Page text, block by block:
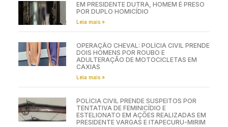
EM PRESIDENTE DUTRA, HOMEM É PRESO
POR DUPLO HOMICÍDIO
Leia mais »
OPERAÇÃO CHEVAL: POLÍCIA CIVIL PRENDE
DOIS HOMENS POR ROUBO E
ADULTERAÇÃO DE MOTOCICLETAS EM
CAXIAS
Leia mais »
POLÍCIA CIVIL PRENDE SUSPEITOS POR
TENTATIVA DE FEMINICÍDIO E
ESTELIONATO EM AÇÕES REALIZADAS EM
PRESIDENTE VARGAS E ITAPECURU-MIRIM